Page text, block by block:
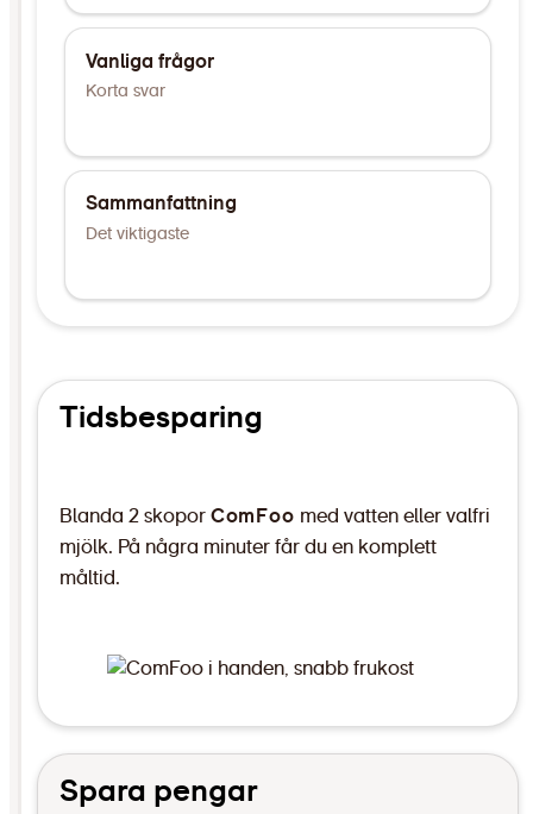
Vanliga frågor
Korta svar
Sammanfattning
Det viktigaste
Tidsbesparing
Blanda 2 skopor ComFoo med vatten eller valfri
mjölk. På några minuter får du en komplett
måltid.
Spara pengar